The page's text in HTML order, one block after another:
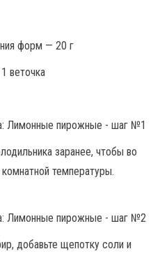
форм — 20 г
веточка
заранее, чтобы во
температуры.
добавьте щепотку соли и